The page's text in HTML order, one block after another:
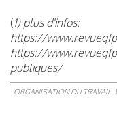
(1) plus d'infos:
https://
https://
publiques/
ORGANISATION DU TRAVAIL